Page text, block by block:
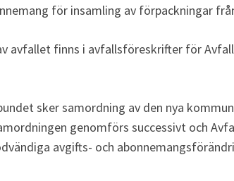
för insamling av förpackningar
avfallet finns i avfallsföreskrifter för
sker samordning av den nya
genomförs successivt och
avgifts- och